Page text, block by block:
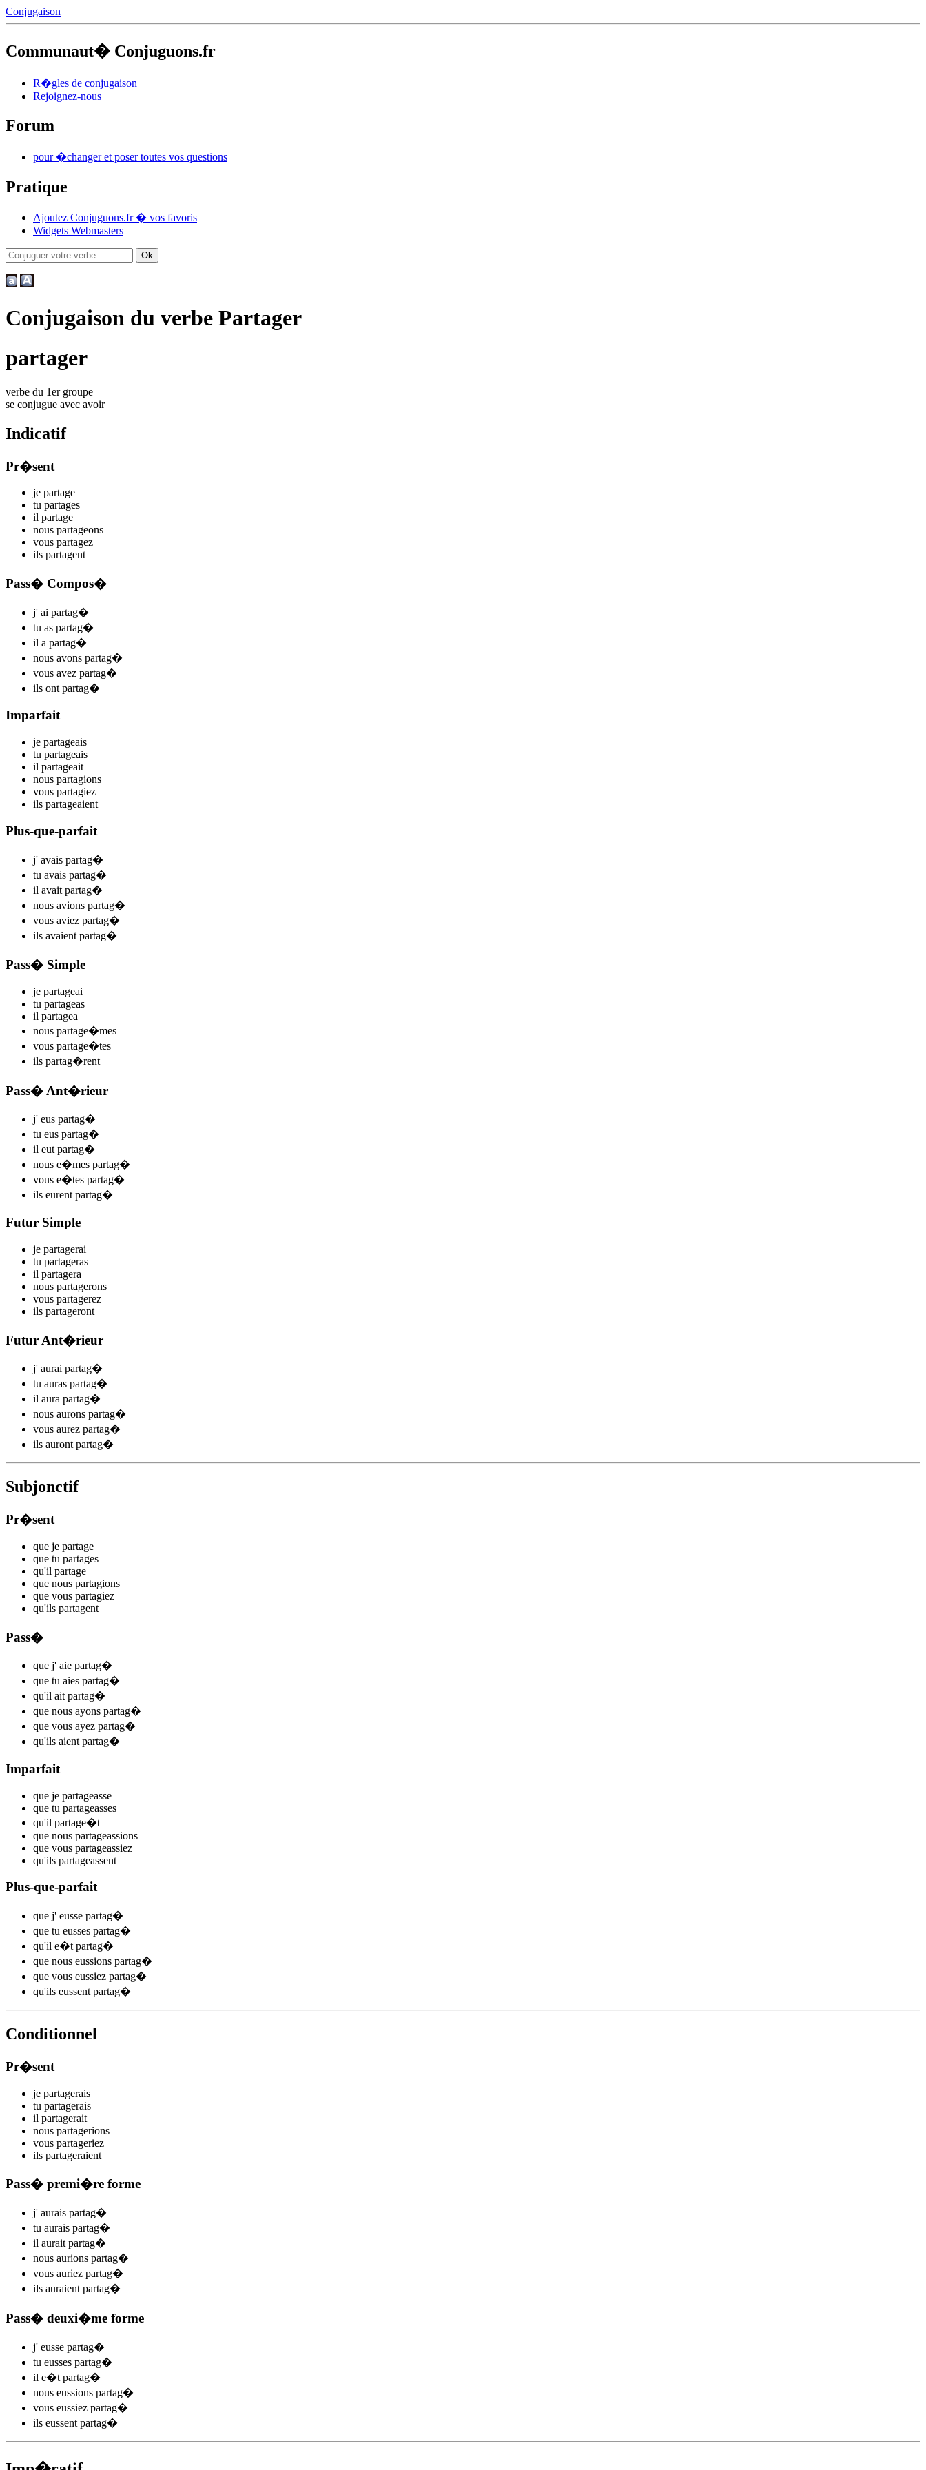
Conjugaison
Communaut� Conjuguons.fr
R�gles de conjugaison
Rejoignez-nous
Forum
pour �changer et poser toutes vos questions
Pratique
Ajoutez Conjuguons.fr � vos favoris
Widgets Webmasters
Conjugaison du verbe Partager
partager
verbe du 1er groupe
se conjugue avec avoir
Indicatif
Pr�sent
je partage
tu partages
il partage
nous partageons
vous partagez
ils partagent
Pass� Compos�
j' ai partag�
tu as partag�
il a partag�
nous avons partag�
vous avez partag�
ils ont partag�
Imparfait
je partageais
tu partageais
il partageait
nous partagions
vous partagiez
ils partageaient
Plus-que-parfait
j' avais partag�
tu avais partag�
il avait partag�
nous avions partag�
vous aviez partag�
ils avaient partag�
Pass� Simple
je partageai
tu partageas
il partagea
nous partage�mes
vous partage�tes
ils partag�rent
Pass� Ant�rieur
j' eus partag�
tu eus partag�
il eut partag�
nous e�mes partag�
vous e�tes partag�
ils eurent partag�
Futur Simple
je partagerai
tu partageras
il partagera
nous partagerons
vous partagerez
ils partageront
Futur Ant�rieur
j' aurai partag�
tu auras partag�
il aura partag�
nous aurons partag�
vous aurez partag�
ils auront partag�
Subjonctif
Pr�sent
que je partage
que tu partages
qu'il partage
que nous partagions
que vous partagiez
qu'ils partagent
Pass�
que j' aie partag�
que tu aies partag�
qu'il ait partag�
que nous ayons partag�
que vous ayez partag�
qu'ils aient partag�
Imparfait
que je partageasse
que tu partageasses
qu'il partage�t
que nous partageassions
que vous partageassiez
qu'ils partageassent
Plus-que-parfait
que j' eusse partag�
que tu eusses partag�
qu'il e�t partag�
que nous eussions partag�
que vous eussiez partag�
qu'ils eussent partag�
Conditionnel
Pr�sent
je partagerais
tu partagerais
il partagerait
nous partagerions
vous partageriez
ils partageraient
Pass� premi�re forme
j' aurais partag�
tu aurais partag�
il aurait partag�
nous aurions partag�
vous auriez partag�
ils auraient partag�
Pass� deuxi�me forme
j' eusse partag�
tu eusses partag�
il e�t partag�
nous eussions partag�
vous eussiez partag�
ils eussent partag�